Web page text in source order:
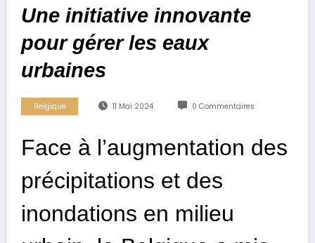
Une initiative innovante
pour gérer les eaux
urbaines
Belgique 11 Mai 2024 0 Commentaires
Face à l’augmentation des
précipitations et des
inondations en milieu